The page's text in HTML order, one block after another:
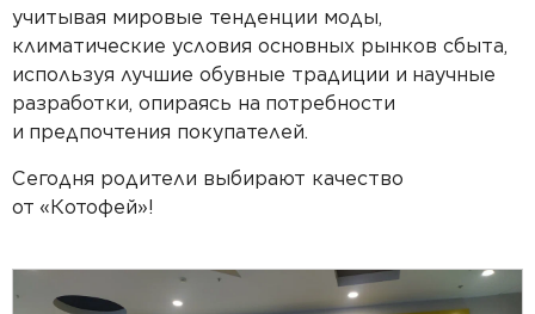
учитывая мировые тенденции моды,
климатические условия основных рынков сбыта,
используя лучшие обувные традиции и научные
разработки, опираясь на потребности
и предпочтения покупателей.
Сегодня родители выбирают качество
от «Котофей»!